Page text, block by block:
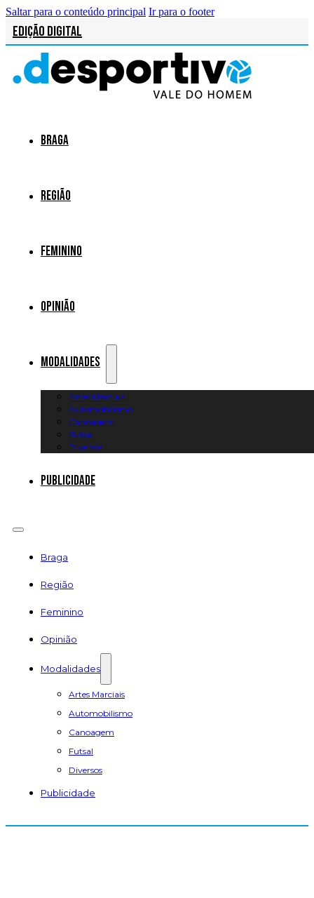
Saltar para o conteúdo principal Ir para o footer
Edição Digital
Braga
Região
Feminino
Opinião
Modalidades
Artes Marciais
Automobilismo
Canoagem
Futsal
Diversos
Publicidade
Braga
Região
Feminino
Opinião
Modalidades
Artes Marciais
Automobilismo
Canoagem
Futsal
Diversos
Publicidade